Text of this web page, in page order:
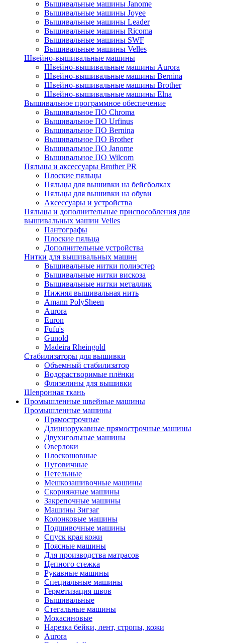
Вышивальные машины Janome
Вышивальные машины Joyee
Вышивальные машины Leader
Вышивальные машины Ricoma
Вышивальные машины SWF
Вышивальные машины Velles
Швейно-вышивальные машины
Швейно-вышивальные машины Aurora
Швейно-вышивальные машины Bernina
Швейно-вышивальные машины Brother
Швейно-вышивальные машины Elna
Вышивальное программное обеспечение
Вышивальное ПО Chroma
Вышивальное ПО Urfinus
Вышивальное ПО Bernina
Вышивальное ПО Brother
Вышивальное ПО Janome
Вышивальное ПО Wilcom
Пяльцы и аксессуары Brother PR
Плоские пяльцы
Пяльцы для вышивки на бейсболках
Пяльцы для вышивки на обуви
Аксессуары и устройства
Пяльцы и дополнительные приспособления для
вышивальных машин Velles
Пантографы
Плоские пяльца
Дополнительные устройства
Нитки для вышивальных машин
Вышивальные нитки полиэстер
Вышивальные нитки вискоза
Вышивальные нитки металлик
Нижняя вышивальная нить
Amann PolySheen
Aurora
Euron
Fufu's
Gunold
Madeira Rheingold
Стабилизаторы для вышивки
Объемный стабилизатор
Водорастворимые плёнки
Флизелины для вышивки
Шевронная ткань
Промышленные швейные машины
Промышленные машины
Прямострочные
Длиннорукавные прямострочные машины
Двухигольные машины
Оверлоки
Плоскошовные
Пуговичные
Петельные
Мешкозашивочные машины
Скорняжные машины
Закрепочные машины
Машины Зигзаг
Колонковые машины
Подшивочные машины
Спуск края кожи
Поясные машины
Для производства матрасов
Цепного стежка
Рукавные машины
Специальные машины
Герметизация швов
Вышивальные
Стегальные машины
Мокасиновые
Нарезка бейки, лент, стропы, кожи
Aurora